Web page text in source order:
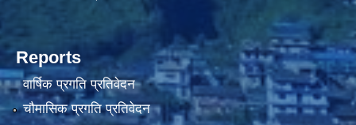
Reports
वार्षिक प्रगति प्रतिवेदन
चौमासिक प्रगति प्रतिवेदन